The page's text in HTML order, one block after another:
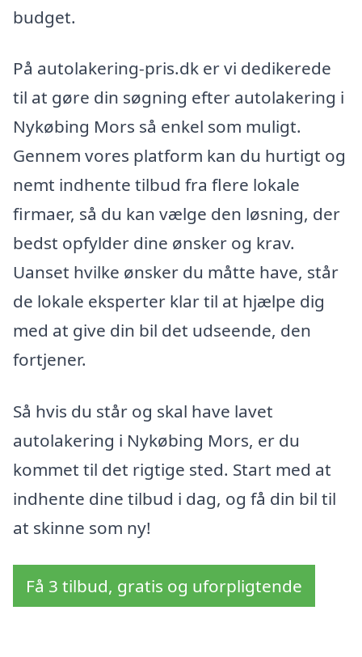
budget.
På autolakering-pris.dk er vi dedikerede
til at gøre din søgning efter autolakering i
Nykøbing Mors så enkel som muligt.
Gennem vores platform kan du hurtigt og
nemt indhente tilbud fra flere lokale
firmaer, så du kan vælge den løsning, der
bedst opfylder dine ønsker og krav.
Uanset hvilke ønsker du måtte have, står
de lokale eksperter klar til at hjælpe dig
med at give din bil det udseende, den
fortjener.
Så hvis du står og skal have lavet
autolakering i Nykøbing Mors, er du
kommet til det rigtige sted. Start med at
indhente dine tilbud i dag, og få din bil til
at skinne som ny!
Få 3 tilbud, gratis og uforpligtende